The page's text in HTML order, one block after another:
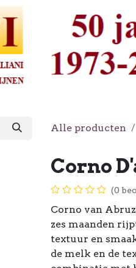
Alle producten
Corno
(0
Corno van
zes maanden
textuur en
de melk en de